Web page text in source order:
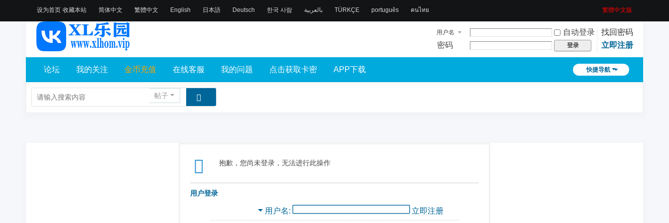
设为首页 收藏本站 简体中文 繁體中文 English 日本語 Deutsch 한국 사람 بالعربية TÜRKÇE português คนไทย 繁體中文版
用户名 自动登录
找回密码
密码
登录 立即注册
快捷导航
论坛 我的关注 金币充值 在线客服 我的问题 点击获取卡密 APP下载
帖子
抱歉，您尚未登录，无法进行此操作
用户登录
用户名 立即注册